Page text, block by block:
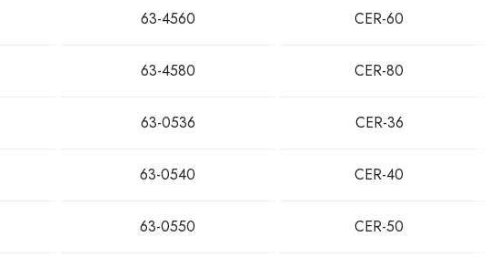
63-4560 CER-60
63-4580 CER-80
63-0536 CER-36
63-0540 CER-40
63-0550 CER-50